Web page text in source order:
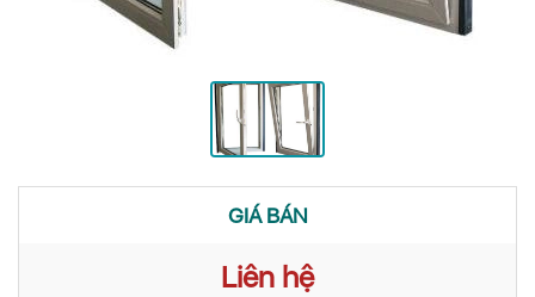
GIÁ BÁN
Liên hệ